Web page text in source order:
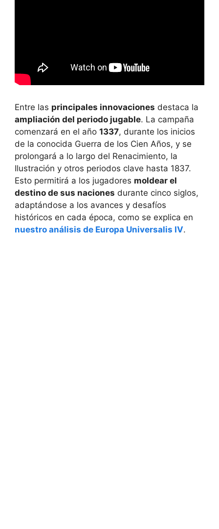
Entre las principales innovaciones destaca la
ampliación del periodo jugable. La campaña
comenzará en el año 1337, durante los inicios
de la conocida Guerra de los Cien Años, y se
prolongará a lo largo del Renacimiento, la
Ilustración y otros periodos clave hasta 1837.
Esto permitirá a los jugadores moldear el
destino de sus naciones durante cinco siglos,
adaptándose a los avances y desafíos
históricos en cada época, como se explica en
nuestro análisis de Europa Universalis IV.